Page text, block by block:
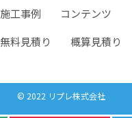
施工事例 コンテンツ
無料見積り
概算見積り
© 2022 リプレ株式会社